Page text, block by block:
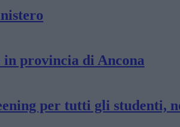
provincia di Ancona
per tutti gli studenti,